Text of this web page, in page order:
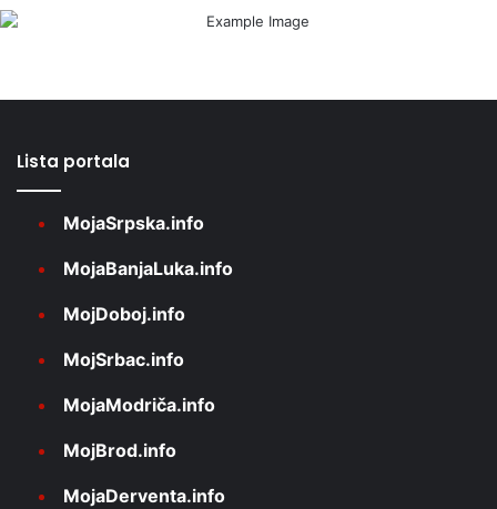
Lista portala
MojaSrpska.info
MojaBanjaLuka.info
MojDoboj.info
MojSrbac.info
MojaModriča.info
MojBrod.info
MojaDerventa.info